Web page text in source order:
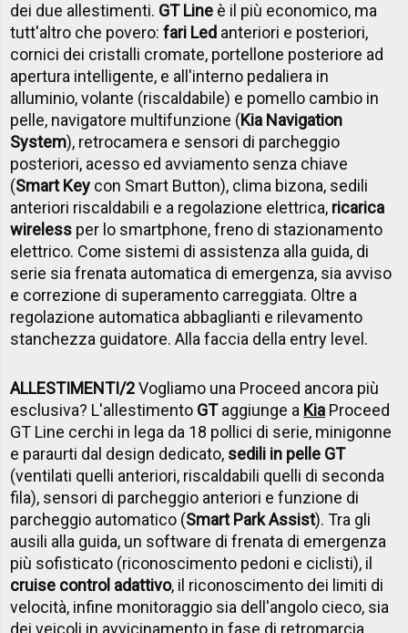
dei due allestimenti. GT Line è il più economico, ma
tutt'altro che povero:fari Led anteriori e posteriori,
cornici dei cristalli cromate, portellone posteriore ad
apertura intelligente, e all'interno pedaliera in
alluminio, volante (riscaldabile) e pomello cambio in
pelle, navigatore multifunzione (Kia Navigation
System), retrocamera e sensori di parcheggio
posteriori, acesso ed avviamento senza chiave
(Smart Key con Smart Button), clima bizona, sedili
anteriori riscaldabili e a regolazione elettrica, ricarica
wireless per lo smartphone, freno di stazionamento
elettrico. Come sistemi di assistenza alla guida, di
serie sia frenata automatica di emergenza, sia avviso
e correzione di superamento carreggiata. Oltre a
regolazione automatica abbaglianti e rilevamento
stanchezza guidatore. Alla faccia della entry level.
ALLESTIMENTI/2Vogliamo una Proceed ancora più
esclusiva? L'allestimento GTaggiunge a Kia Proceed
GT Line cerchi in lega da 18 pollici di serie, minigonne
e paraurti dal design dedicato, sedili in pelle GT
(ventilati quelli anteriori, riscaldabili quelli di seconda
fila), sensori di parcheggio anteriori e funzione di
parcheggio automatico (Smart Park Assist). Tra gli
ausili alla guida, un software di frenata di emergenza
più sofisticato (riconoscimento pedoni e ciclisti), il
cruise control adattivo, il riconoscimento dei limiti di
velocità, infine monitoraggio sia dell'angolo cieco, sia